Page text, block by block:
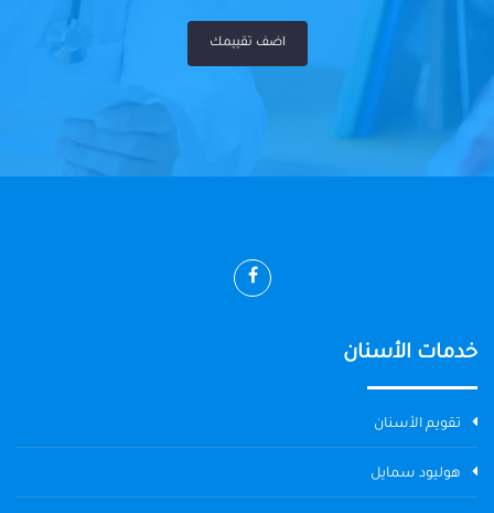
اضف تقييمك
خدمات الأسنان
تقويم الأسنان
هوليود سمايل